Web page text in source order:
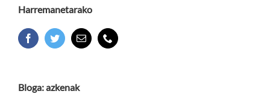
Harremanetarako
Bloga: azkenak